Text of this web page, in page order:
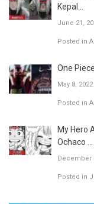
Kepal...
June 21,
Posted in
One
May 8, 2022
Posted in
My Hero
Ochaco ...
December
Posted in